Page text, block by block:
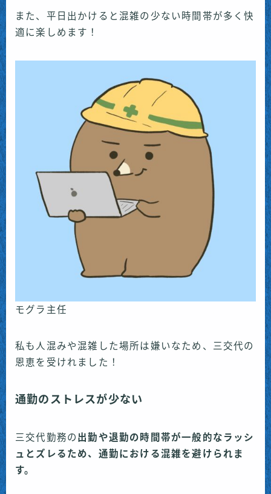
また、平日出かけると混雑の少ない時間帯が多く快
適に楽しめます！
モグラ主任
私も人混みや混雑した場所は嫌いなため、三交代の
恩恵を受けれました！
通勤のストレスが少ない
三交代勤務の 出勤や退勤の時間帯が一般的なラッシ
ュとズレるため、通勤における混雑を避けられま
す。